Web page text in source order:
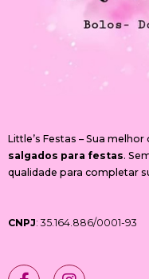
Little’s Festas – Sua
salgados para festas.
qualidade para completar
CNPJ: 35.164.886/0001-93
F
I